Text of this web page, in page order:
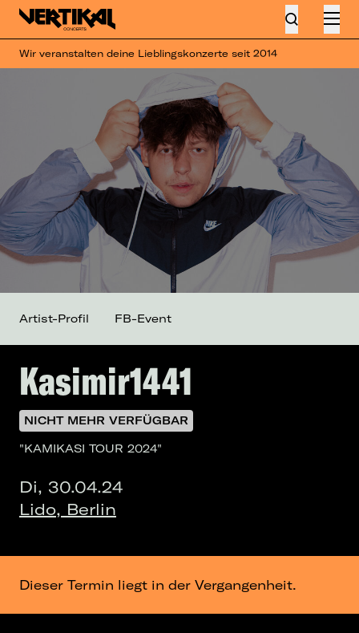
Wir veranstalten deine Lieblingskonzerte seit 2014
Kasimir1441
NICHT MEHR VERFÜGBAR
"KAMIKASI TOUR 2024"
Di, 30.04.24
Lido, Berlin
Artist-Profil FB-Event
Dieser Termin liegt in der Vergangenheit.